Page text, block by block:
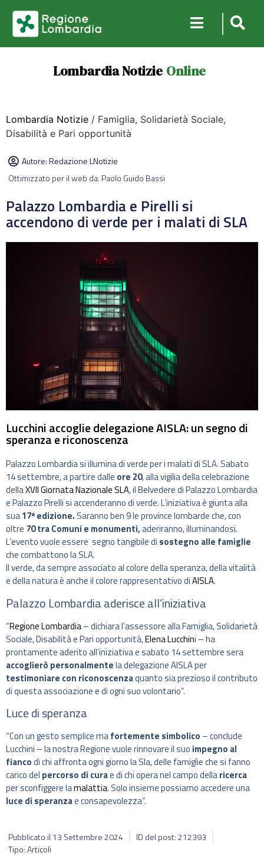
Lombardia Notizie Online
Lombardia Notizie / Famiglia, Solidarietà Sociale,
Disabilità e Pari opportunità
Autore:Redazione LNotizie
Ottimizzato per il web da: Paolo Guido Bassi
Palazzo Lombardia e Pirelli si
accendono di verde per i malati di SLA
Lucchini accoglie delegazione AISLA: un segno di
speranza e riconoscenza
Palazzo Lombardia si illumina di verde per i malati di SLA. Sabato
14 settembre, a partire dalle ore 20, alla vigilia della celebrazione
dellaXVII Giornata Nazionale SLA, il Belvedere di Palazzo Lombardia
e Palazzo Pirelli si accenderanno di verde. L’iniziativa è giunta alla
sua17ª edizione. Saranno ben 9 le province lombarde che, con
oltre 70 tra Comuni e monumenti,aderiranno, illuminandosi.
L’evento vuole essere segno tangibile di sostegno alle famiglie
che combattono la SLA.
Il verde, da sempre associato al colore della speranza, della vitalità
e della natura è anche il colore rappresentativo diAISLA.
Palazzo Lombardia aderisce all’iniziativa
“Regione Lombardia– dichiara l’assessore alla Famiglia, Solidarietà
Sociale, Disabilità e Pari opportunità,Elena Lucchini – ha
prontamente aderito all’iniziativa e sabato 14 settembre sera
accoglierò personalmentela delegazione AISLA per
testimoniare con riconoscenzaquanto sia prezioso il contributo
di questa associazione e di ogni suo volontario”.
Luce di speranza
“Con un gesto semplice mafortemente simbolico – conclude
Lucchini – la nostra Regione vuole rinnovare il suo impegno al
fiancodi chi affronta ogni giorno la Sla, delle famiglie che si fanno
carico del percorso di curae di chi opera nel campo dellaricerca
per sconfiggere lamalattia. Solo insieme possiamo accedere una
luce di speranzae consapevolezza”.
Pubblicato il 13 Settembre 2024
ID del post: 212393
Tipo: Articoli